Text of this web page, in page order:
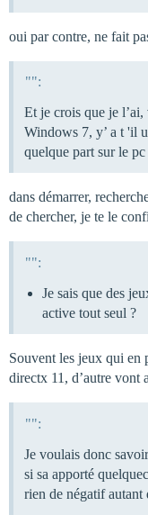
oui par contre, ne fait
"":
Et je crois que je l’ai,
Windows 7, y’ a t 'il
quelque part sur le pc
dans démarrer,
de chercher, je te le
"":
Je sais que des
active tout seul ?
Souvent les jeux qui en
directx 11, d’autre vont
"":
Je voulais donc
si sa apporté
rien de négatif autant